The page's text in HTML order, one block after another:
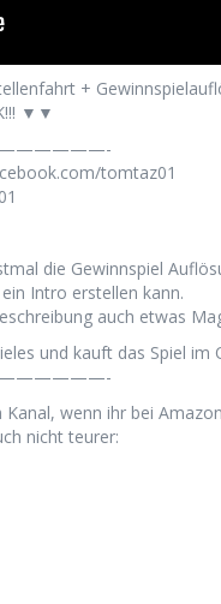
+
▼▼
tomtaz01
die Gewinnspiel
Intro erstellen kann.
auch etwas
und kauft das Spiel im
wenn ihr bei
nicht teurer: